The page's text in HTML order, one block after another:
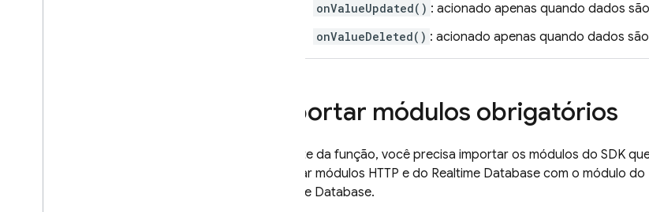
onValueUpdated() : acionado apenas quando dados
onValueDeleted() : acionado apenas quando dados
Importar módulos obrigatórios
Na fonte da função, você precisa importar os módulos do SDK
importar módulos HTTP e do Realtime Database com o módulo do
Realtime Database.